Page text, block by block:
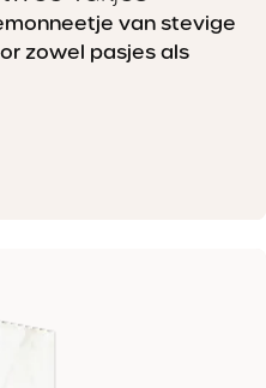
van stevige
zowel pasjes als